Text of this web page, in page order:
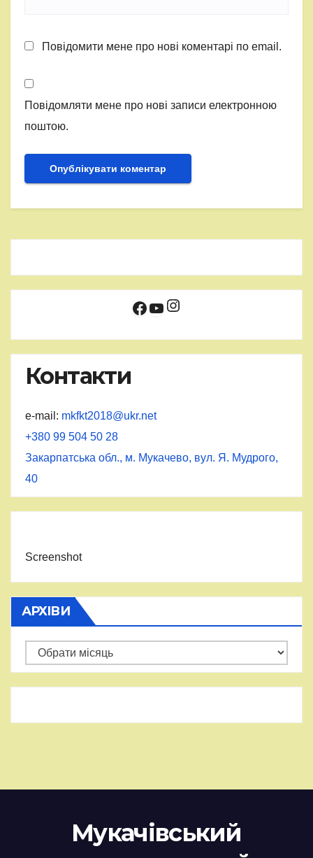
Повідомити мене про нові коментарі по email.
Повідомляти мене про нові записи електронною
поштою.
Facebook
YouTube
Instagram
Контакти
e-mail: mkfkt2018@ukr.net
+380 99 504 50 28
Закарпатська обл., м. Мукачево, вул. Я. Мудрого,
40
Screenshot
АРХІВИ
Архіви
Мукачівський